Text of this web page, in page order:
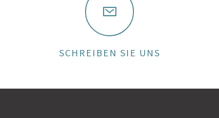
SCHREIBEN SIE UNS